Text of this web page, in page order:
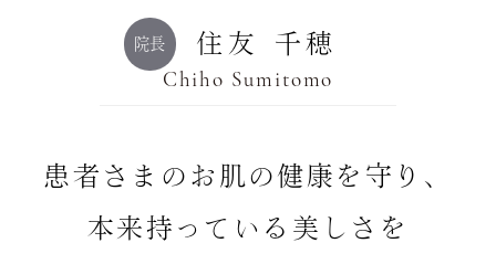
院長 住友 千穂
Chiho Sumitomo
患者さまのお肌の健康を守り、
本来持っている美しさを